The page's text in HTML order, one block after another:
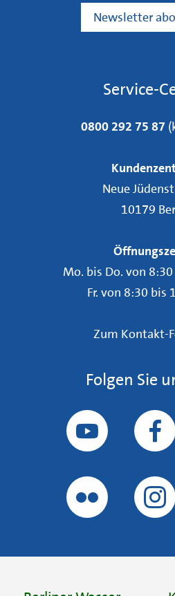
Service-
0800 292 75 87
Neue
10179
Mo. bis Do. von
Fr. von 8:30 bis
Zum Kontakt-
Folgen Sie